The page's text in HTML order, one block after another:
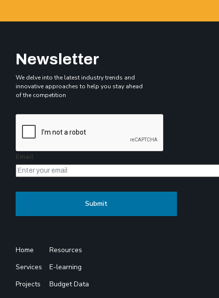
Newsletter
We delve into the latest industry trends and
innovative approaches to help you stay ahead
of the competition
Email
Home
Services
Projects
Resources
E-learning
Budget Data